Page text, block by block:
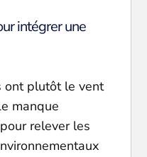
intégrer une
ont plutôt le vent
manque
relever les